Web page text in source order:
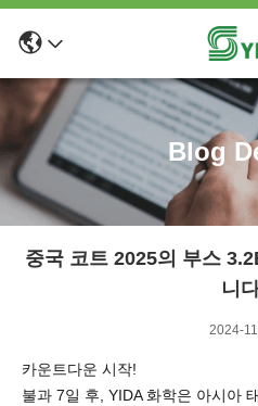
Blog
중국 코트 2025의 부스
니
2024-
카운트다운 시작!
불과 7일 후, YIDA 화학은 아시아